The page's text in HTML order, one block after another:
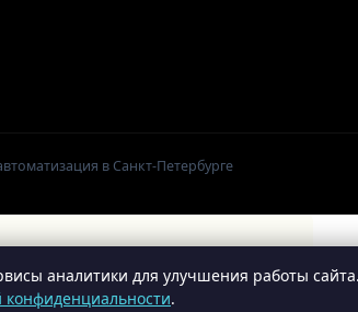
в Санкт-Петербурге
аналитики для улучшения работы
конфиденциальности.